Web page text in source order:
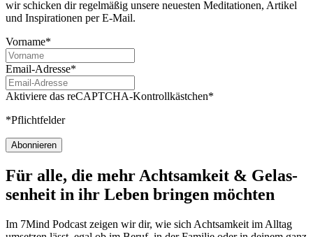
wir schicken dir regelmäßig unsere neuesten Meditationen, Artikel
und Inspirationen per E-Mail.
Vorname*
Email-Adresse*
Aktiviere das reCAPTCHA-Kontrollkästchen*
*Pflichtfelder
Abonnieren
Für alle, die mehr Acht­sam­keit & Gelas­
sen­heit in ihr Leben brin­gen möch­ten
Im 7Mind Pod­cast zeigen wir dir, wie sich Acht­sam­keit im Alltag